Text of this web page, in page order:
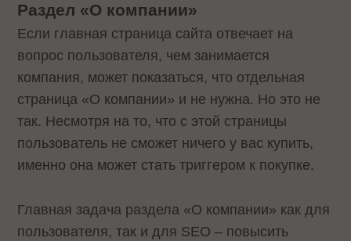
Раздел «О компании»
Если главная страница сайта отвечает на
вопрос пользователя, чем занимается
компания, может показаться, что отдельная
страница «О компании» и не нужна. Но это не
так. Несмотря на то, что с этой страницы
пользователь не сможет ничего у вас купить,
именно она может стать триггером к покупке.
Главная задача раздела «О компании» как для
пользователя, так и для SEO – повысить